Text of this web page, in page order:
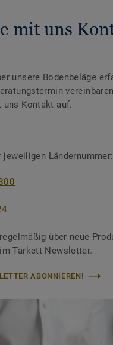
mit uns
unsere Bodenbeläge
uns Kontakt auf.
Ländernummer:
über neue
Tarkett Newsletter.
ABONNIEREN!